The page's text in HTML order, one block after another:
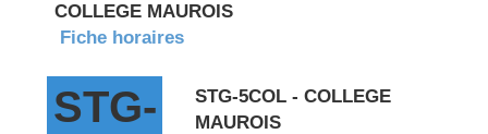
COLLEGE MAUROIS
Fiche horaires
STG-
STG-5COL - COLLEGE
MAUROIS